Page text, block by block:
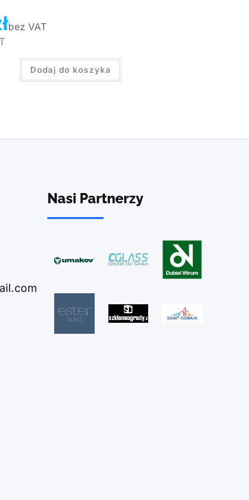
bez VAT
Dodaj do koszyka
Nasi Partnerzy